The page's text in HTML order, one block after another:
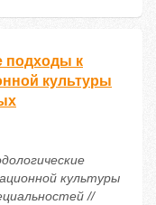
подходы к
культуры
культуры
//